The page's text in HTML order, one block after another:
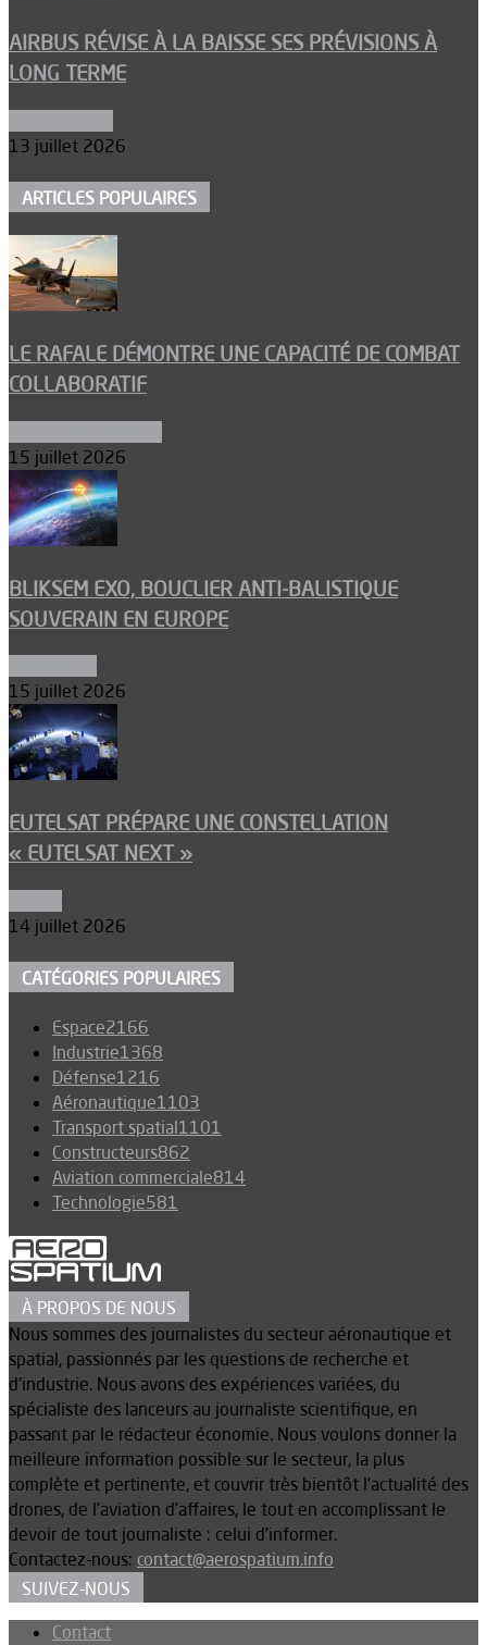
AIRBUS RÉVISE À LA BAISSE SES PRÉVISIONS À
LONG TERME
13 juillet 2026
ARTICLES POPULAIRES
LE RAFALE DÉMONTRE UNE CAPACITÉ DE COMBAT
COLLABORATIF
15 juillet 2026
BLIKSEM EXO, BOUCLIER ANTI-BALISTIQUE
SOUVERAIN EN EUROPE
15 juillet 2026
EUTELSAT PRÉPARE UNE CONSTELLATION
« EUTELSAT NEXT »
14 juillet 2026
CATÉGORIES POPULAIRES
Espace2166
Industrie1368
Défense1216
Aéronautique1103
Transport spatial1101
Constructeurs862
Aviation commerciale814
Technologie581
À PROPOS DE NOUS
Nous sommes des journalistes du secteur aéronautique et
spatial, passionnés par les questions de recherche et
d’industrie. Nous avons des expériences variées, du
spécialiste des lanceurs au journaliste scientifique, en
passant par le rédacteur économie. Nous voulons donner la
meilleure information possible sur le secteur, la plus
complète et pertinente, et couvrir très bientôt l’actualité des
drones, de l’aviation d’affaires, le tout en accomplissant le
devoir de tout journaliste : celui d’informer.
Contactez-nous: contact@aerospatium.info
SUIVEZ-NOUS
Contact